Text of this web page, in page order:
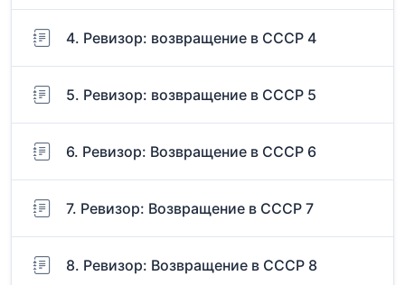
4. Ревизор: возвращение в СССР 4
5. Ревизор: возвращение в СССР 5
6. Ревизор: Возвращение в СССР 6
7. Ревизор: Возвращение в СССР 7
8. Ревизор: Возвращение в СССР 8